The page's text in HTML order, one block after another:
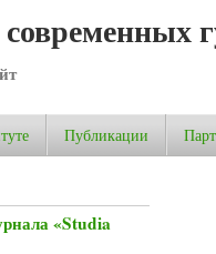
Публикации
«Studia